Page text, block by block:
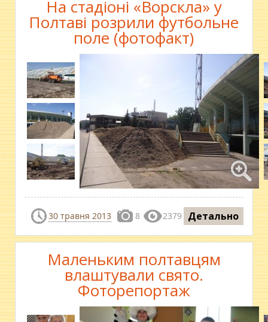
На стадіоні «Ворскла» у
Полтаві розрили футбольне
поле (фотофакт)
30 травня 2013 8 2379 Детально
Маленьким полтавцям
влаштували свято.
Фоторепортаж